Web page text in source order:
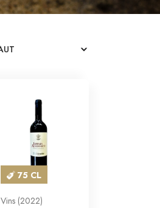
75 CL
Vins (2022)